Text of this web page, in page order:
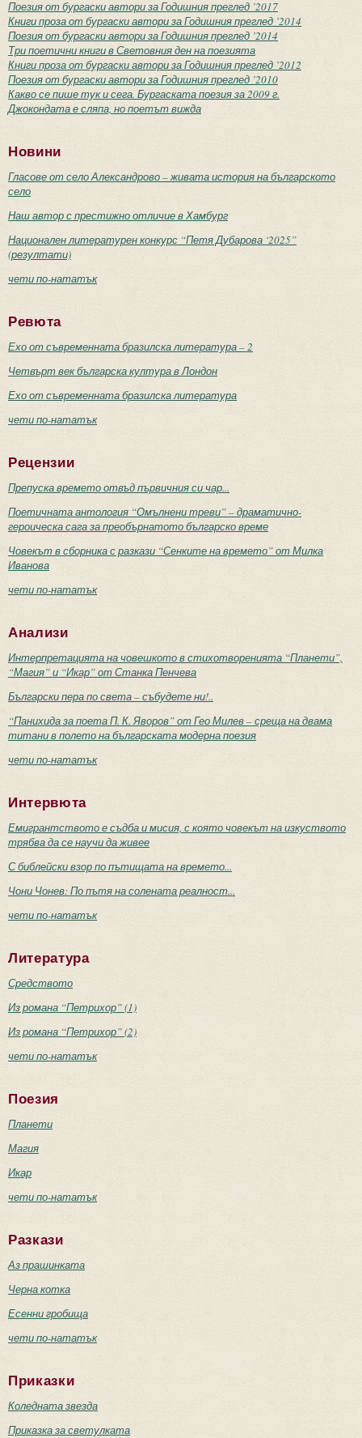
Поезия от бургаски автори за Годишния преглед ’2017
Книги проза от бургаски автори за Годишния преглед ’2014
Поезия от бургаски автори за Годишния преглед ’2014
Три поетични книги в Световния ден на поезията
Книги проза от бургаски автори за Годишния преглед ’2012
Поезия от бургаски автори за Годишния преглед ’2010
Какво се пише тук и сега. Бургаската поезия за 2009 г.
Джокондата е сляпа, но поетът вижда
Новини
Гласове от село Александрово – живата история на българското
село
Наш автор с престижно отличие в Хамбург
Национален литературен конкурс “Петя Дубарова ‘2025”
(резултати)
чети по-нататък
Ревюта
Ехо от съвременната бразилска литература – 2
Четвърт век българска култура в Лондон
Ехо от съвременната бразилска литература
чети по-нататък
Рецензии
Препуска времето отвъд първичния си чар...
Поетичната антология “Омълнени треви” – драматично-
героическа сага за преобърнатото българско време
Човекът в сборника с разкази “Сенките на времето” от Милка
Иванова
чети по-нататък
Анализи
Интерпретацията на човешкото в стихотворенията “Планети”,
“Магия” и “Икар” от Станка Пенчева
Български пера по света – събудете ни!..
“Панихида за поета П. К. Яворов” от Гео Милев – среща на двама
титани в полето на българската модерна поезия
чети по-нататък
Интервюта
Емигрантството е съдба и мисия, с която човекът на изкуството
трябва да се научи да живее
С библейски взор по пътищата на времето...
Чони Чонев: По пътя на солената реалност...
чети по-нататък
Литература
Средството
Из романа “Петрихор” (1)
Из романа “Петрихор” (2)
чети по-нататък
Поезия
Планети
Магия
Икар
чети по-нататък
Разкази
Аз прашинката
Черна котка
Есенни гробища
чети по-нататък
Приказки
Коледната звезда
Приказка за светулката